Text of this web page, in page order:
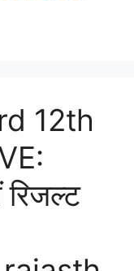
12th
रिजल्ट